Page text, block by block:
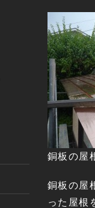
銅板の屋
銅板の屋
った屋根